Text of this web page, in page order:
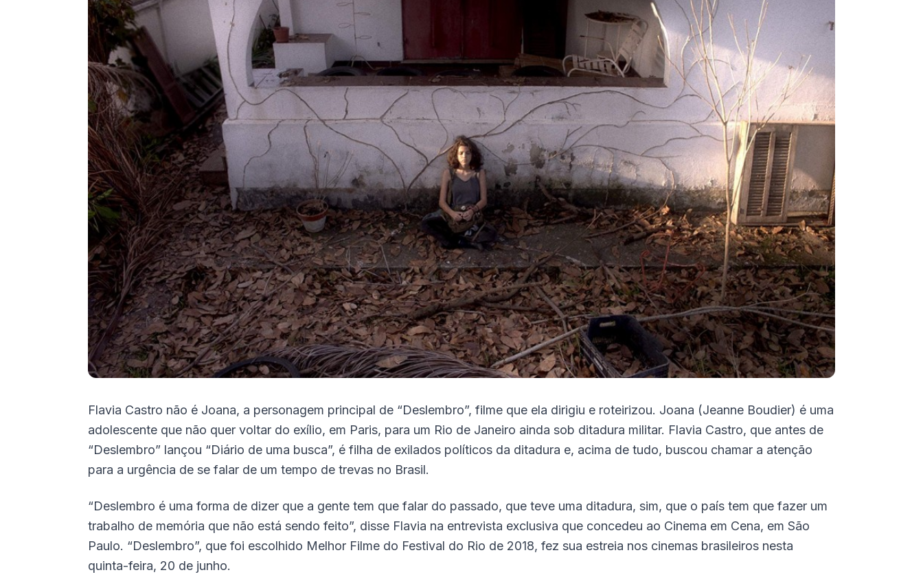
Flavia Castro não é Joana, a personagem principal de “Deslembro”, filme que ela dirigiu e roteirizou. Joana (Jeanne Boudier) é uma
adolescente que não quer voltar do exílio, em Paris, para um Rio de Janeiro ainda sob ditadura militar. Flavia Castro, que antes de
“Deslembro” lançou “Diário de uma busca”, é filha de exilados políticos da ditadura e, acima de tudo, buscou chamar a atenção
para a urgência de se falar de um tempo de trevas no Brasil.
“Deslembro é uma forma de dizer que a gente tem que falar do passado, que teve uma ditadura, sim, que o país tem que fazer um
trabalho de memória que não está sendo feito”, disse Flavia na entrevista exclusiva que concedeu ao Cinema em Cena, em São
Paulo. “Deslembro”, que foi escolhido Melhor Filme do Festival do Rio de 2018, fez sua estreia nos cinemas brasileiros nesta
quinta-feira, 20 de junho.